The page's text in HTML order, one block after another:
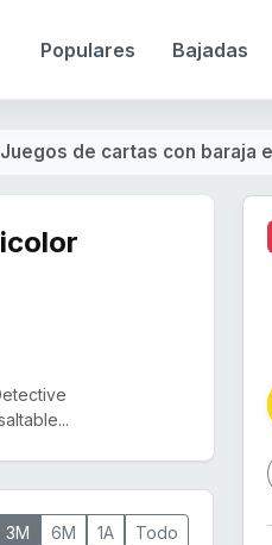
Populares Bajadas
Juegos de cartas con baraja
3M 6M 1A Todo